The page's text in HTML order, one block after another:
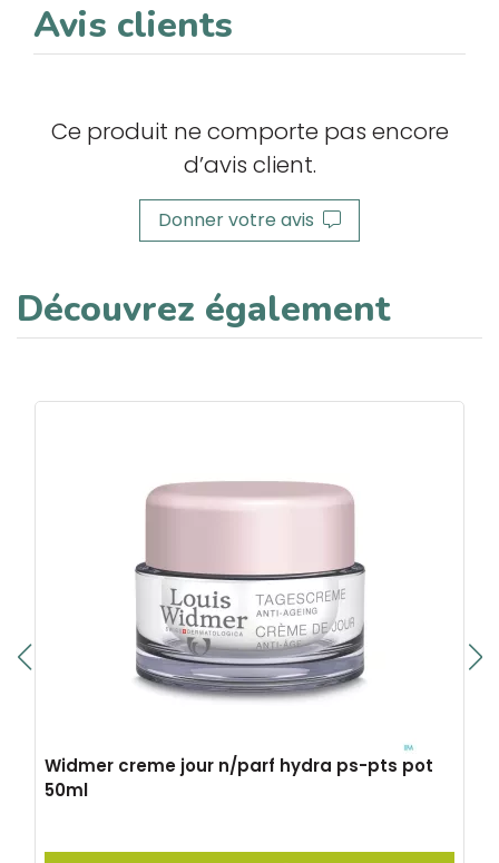
Avis clients
Ce produit ne comporte pas encore
d’avis client.
Donner votre avis
Découvrez également
Widmer creme jour n/parf hydra ps-pts pot
50ml